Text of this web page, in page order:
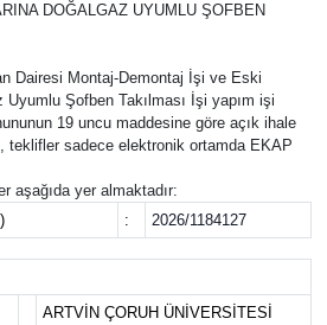
DOĞALGAZ UYUMLU ŞOFBEN
Dairesi Montaj-Demontaj İşi ve Eski
Uyumlu Şofben Takılması İşi yapım işi
19 uncu maddesine göre açık ihale
teklifler sadece elektronik ortamda EKAP
aşağıda yer almaktadır:
: 2026/1184127
ARTVİN ÇORUH ÜNİVERSİTESİ